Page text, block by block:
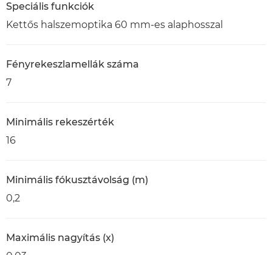
Speciális funkciók
Kettős halszemoptika 60 mm-es alaphosszal
Fényrekeszlamellák száma
7
Minimális rekeszérték
16
Minimális fókusztávolság (m)
0,2
Maximális nagyítás (x)